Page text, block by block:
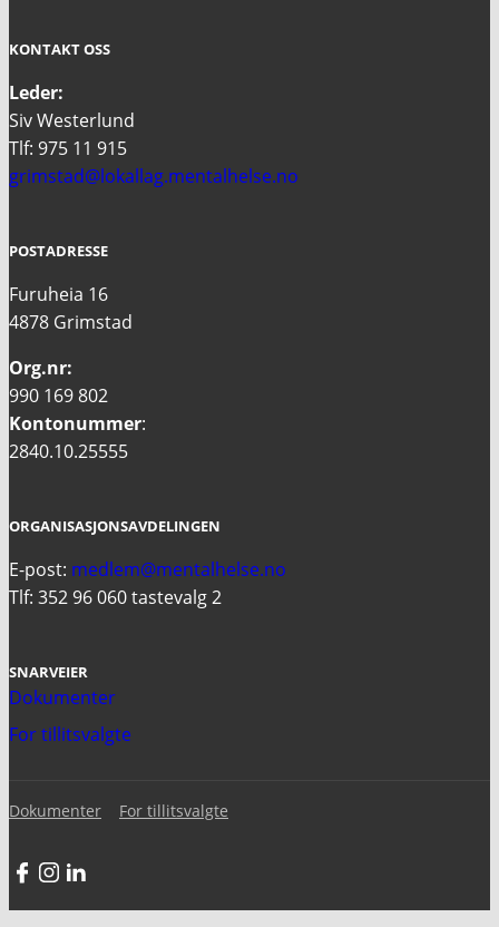
KONTAKT OSS
Leder:
Siv Westerlund
Tlf: 975 11 915
grimstad@lokallag.mentalhelse.no
POSTADRESSE
Furuheia 16
4878 Grimstad
Org.nr:
990 169 802
Kontonummer:
2840.10.25555
ORGANISASJONSAVDELINGEN
E-post: medlem@mentalhelse.no
Tlf: 352 96 060 tastevalg 2
SNARVEIER
Dokumenter
For tillitsvalgte
Dokumenter For tillitsvalgte